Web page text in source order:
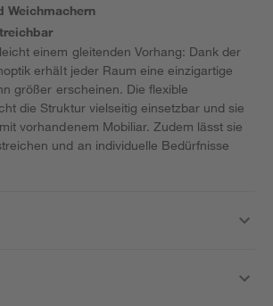
Weichmachern
einem gleitenden Vorhang: Dank der
erhält jeder Raum eine einzigartige
größer erscheinen. Die flexible
die Struktur vielseitig einsetzbar und sie
vorhandenem Mobiliar. Zudem lässt sie
und an individuelle Bedürfnisse